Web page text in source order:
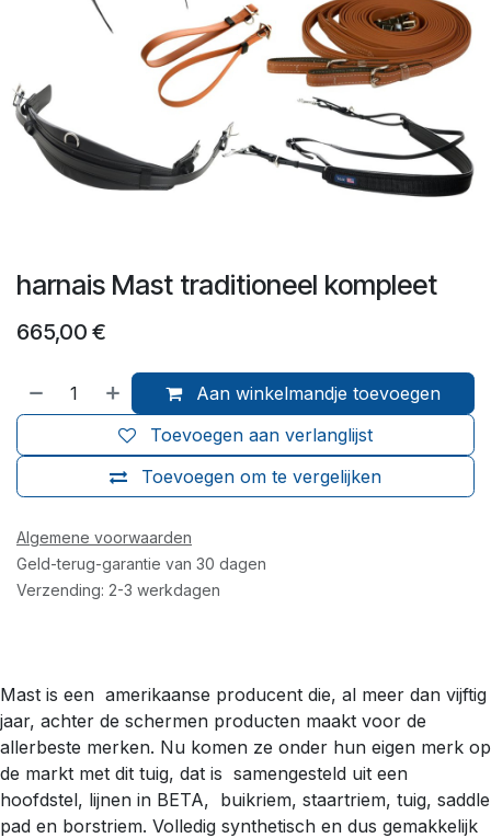
harnais Mast traditioneel kompleet
665,00 €
Aan winkelmandje toevoegen
Toevoegen om te vergelijken
Toevoegen aan verlanglijst
Algemene voorwaarden
Geld-terug-garantie van 30 dagen
Verzending: 2-3 werkdagen
Mast is een amerikaanse producent die, al meer dan vijftig
jaar, achter de schermen producten maakt voor de
allerbeste merken. Nu komen ze onder hun eigen merk op
de markt met dit tuig, dat is samengesteld uit een
hoofdstel, lijnen in BETA, buikriem, staartriem, tuig, saddle
pad en borstriem. Volledig synthetisch en dus gemakkelijk